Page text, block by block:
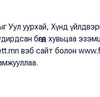
Уул уурхай, Хүнд
бөгөөд хувьцаа
вэб сайт болон